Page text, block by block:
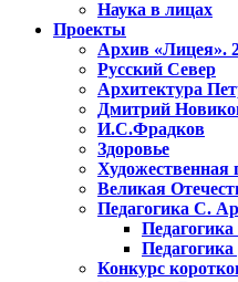
Наука в лицах
Проекты
Архив «Лицея».
Русский Север
Архитектура
Дмитрий
И.С.Фрадков
Здоровье
Великая
Педагогика С.
Педагогика
Конкурс